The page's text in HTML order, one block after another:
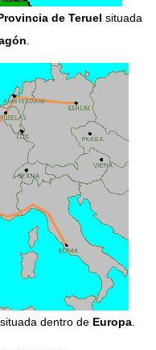
de Teruel situada
situada dentro de Europa.